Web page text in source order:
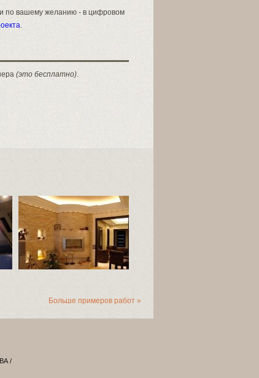
и по вашему желанию - в цифровом
.
(это бесплатно).
Больше примеров работ »
/